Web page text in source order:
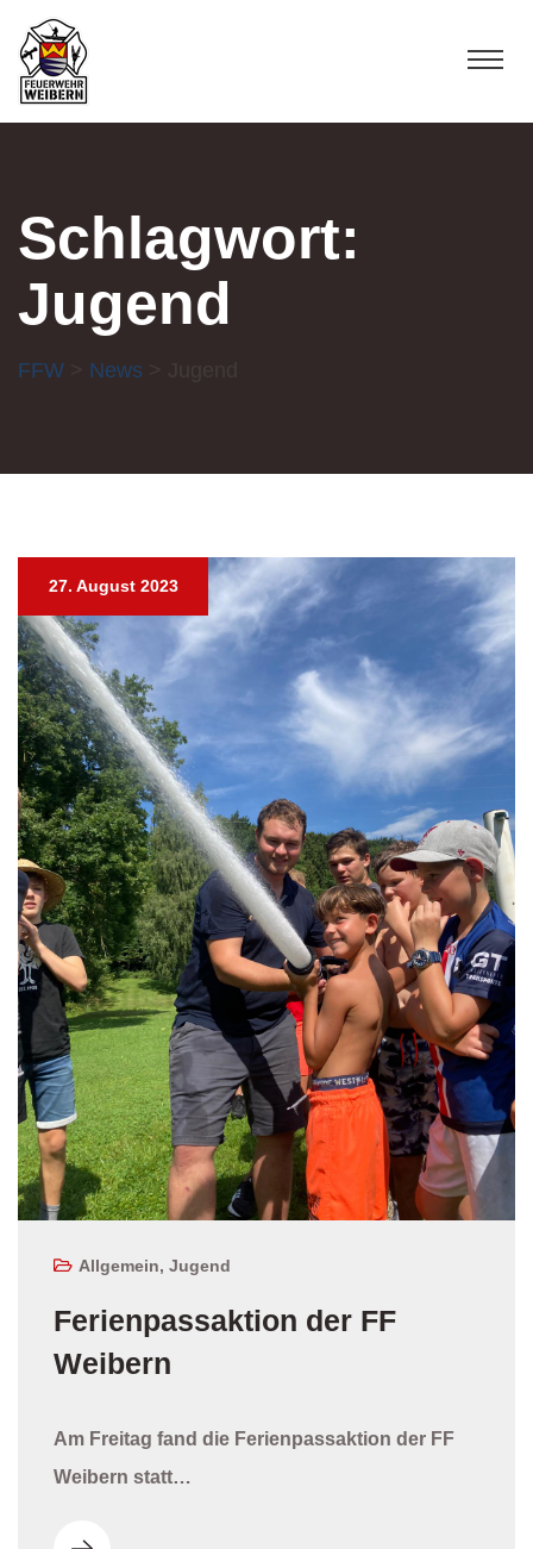
Schlagwort:
Jugend
FFW News
27. August 2023
Allgemein, Jugend
Ferienpassaktion der FF
Weibern
Am Freitag fand die Ferienpassaktion der FF
Weibern statt…